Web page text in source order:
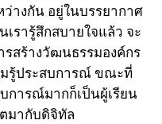
างกัน อยู่ในบรรยากาศ
รารู้สึกสบายใจแล้ว จะ
รสร้างวัฒนธรรมองค์กร
รู้ประสบการณ์ ขณะที่
การณ์มากก็เป็นผู้เรียน
มากับดิจิทัล